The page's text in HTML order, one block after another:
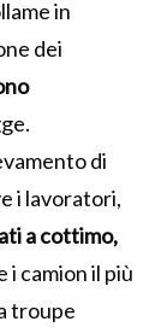
in
dei
di
i lavoratori,
a cottimo,
i camion il più
troupe